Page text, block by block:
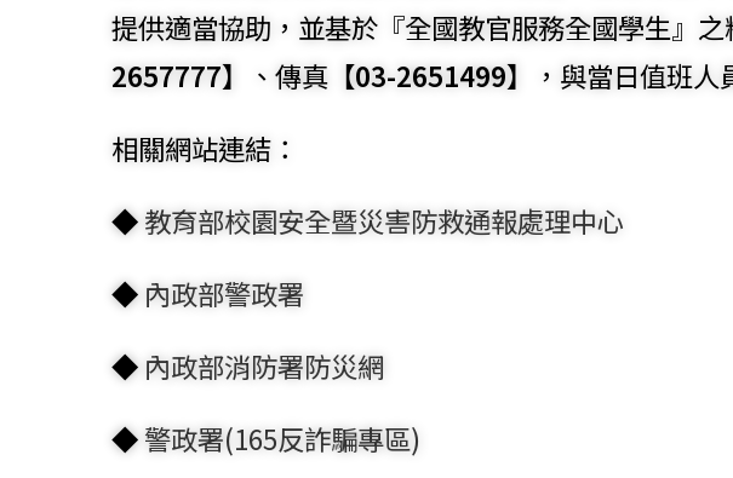
提供適當協助，並基於『全國教官服務全國學生』
2657777】
、傳真 【03-2651499】
，與當日值班
相關網站連結：
◆教育部校園安全暨災害防救通報處理中心
◆ 內政部警政署
◆ 內政部消防署防災網
◆警政署(165反詐騙專區)